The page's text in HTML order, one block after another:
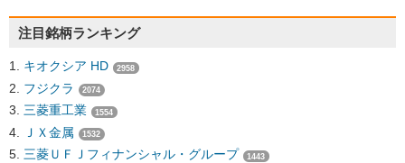
注目銘柄ランキング
キオクシア HD 2958
フジクラ 2074
三菱重工業 1554
ＪＸ金属 1532
三菱ＵＦＪフィナンシャル・グループ 1443